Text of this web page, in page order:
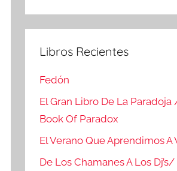
Libros Recientes
Fedón
El Gran Libro De La
Book Of Paradox
El Verano Que Aprendimos A
De Los Chamanes A Los